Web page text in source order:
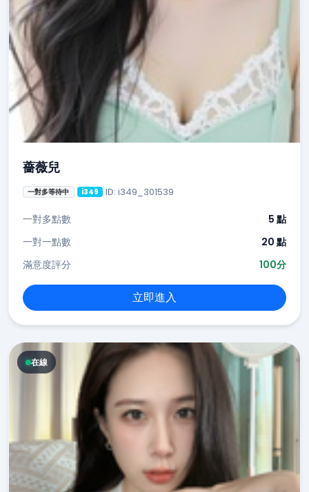
薔薇兒
一對多等待中 i349 ID: i349_301539
一對多點數
5 點
一對一點數
20 點
滿意度評分
100分
立即進入
在線